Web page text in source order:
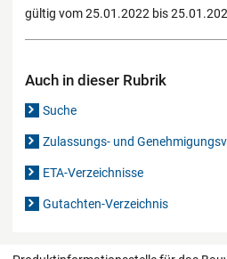
gültig vom 25.01.2022 bis
Auch in dieser Rubrik
Suche
Zulassungs- und
ETA-Verzeichnisse
Gutachten-Verzeichnis